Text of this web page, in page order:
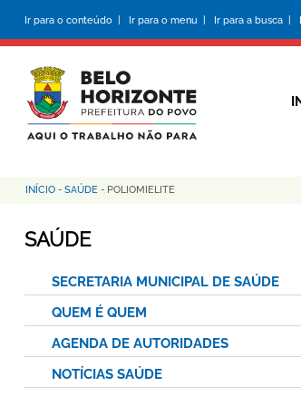
conteúdo
principal
Ir para o conteúdo | Ir para o menu | Ir para a busca |
Trilha
de
INÍCIO - SAÚDE - POLIOMIELITE
SAÚDE
SECRETARIA MUNICIPAL DE SAÚDE
QUEM É QUEM
AGENDA DE AUTORIDADES
NOTÍCIAS SAÚDE